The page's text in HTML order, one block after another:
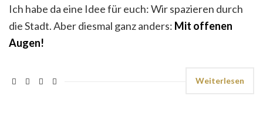
Ich habe da eine Idee für euch: Wir spazieren durch
die Stadt. Aber diesmal ganz anders: Mit offenen
Augen!
Weiterlesen